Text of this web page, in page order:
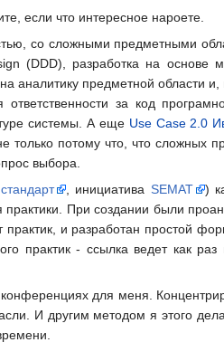
если что интересное нароете.
со сложными предметными
(DDD), разработка на основе
аналитику предметной области
за код
системы. А еще Use Case 2.0
только потому что, что
выбора.
, инициатива SEMAT
)
При создании были
и разработан простой
практик - ссылка ведет как
для меня.
И другим методом я этого